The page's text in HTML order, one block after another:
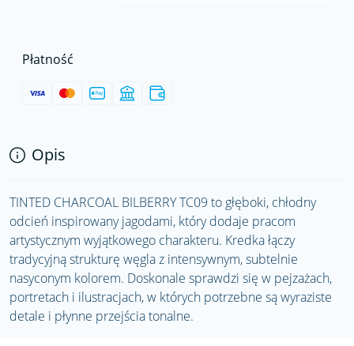
Płatność
Opis
TINTED CHARCOAL BILBERRY TC09 to głęboki, chłodny
odcień inspirowany jagodami, który dodaje pracom
artystycznym wyjątkowego charakteru. Kredka łączy
tradycyjną strukturę węgla z intensywnym, subtelnie
nasyconym kolorem. Doskonale sprawdzi się w pejzażach,
portretach i ilustracjach, w których potrzebne są wyraziste
detale i płynne przejścia tonalne.